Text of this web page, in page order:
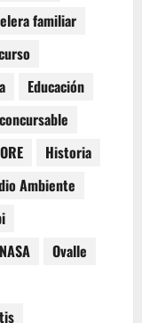
familiar
Educación
Historia
Ambiente
NASA
Ovalle